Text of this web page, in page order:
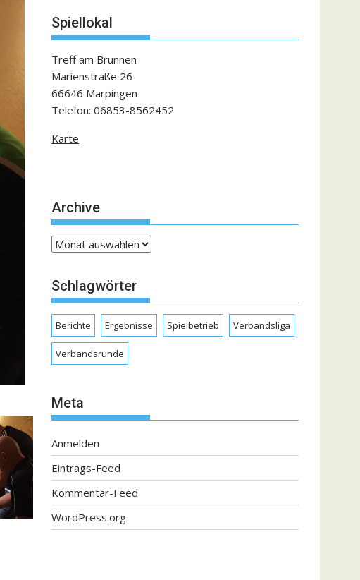
Spiellokal
Treff am Brunnen
Marienstraße 26
66646 Marpingen
Telefon: 06853-8562452
Karte
Archive
Archive
Schlagwörter
Berichte Ergebnisse Spielbetrieb Verbandsliga
Verbandsrunde
Meta
Anmelden
Eintrags-Feed
Kommentar-Feed
WordPress.org